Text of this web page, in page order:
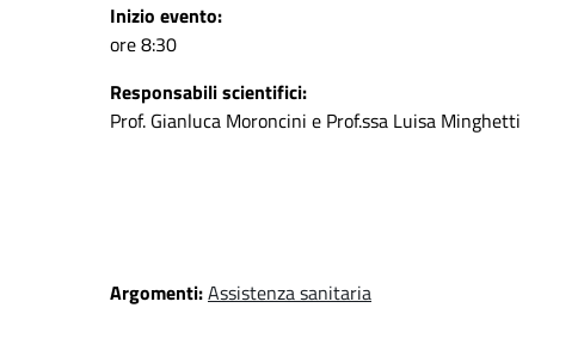
Inizio evento:
ore 8:30
Responsabili scientifici:
Prof. Gianluca Moroncini e Prof.ssa Luisa Minghetti
Argomenti:Assistenza sanitaria